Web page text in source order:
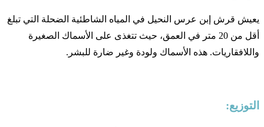
يعيش قرش إبن عرس النحيل في المياه الشاطئية الضحلة التي تبلغ
أقل من 20 متر في العمق، حيث تتغذى على الأسماك الصغيرة
واللافقاريات. هذه الأسماك ولودة وغير ضارة للبشر.
التوزيع: